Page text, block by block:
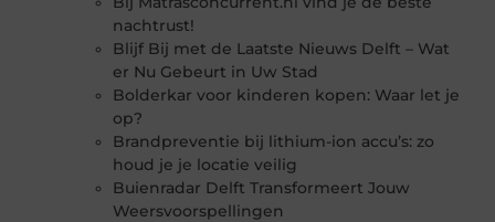
nachtrust!
Blijf Bij met de Laatste Nieuws Delft – Wat
er Nu Gebeurt in Uw Stad
Bolderkar voor kinderen kopen: Waar let je
op?
Brandpreventie bij lithium-ion accu’s: zo
houd je je locatie veilig
Buienradar Delft Transformeert Jouw
Weersvoorspellingen